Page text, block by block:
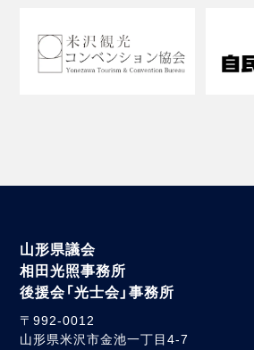
山形県議会
相田光照事務所
後援会「光士会」事務所
〒992-0012
山形県米沢市金池一丁目4-7